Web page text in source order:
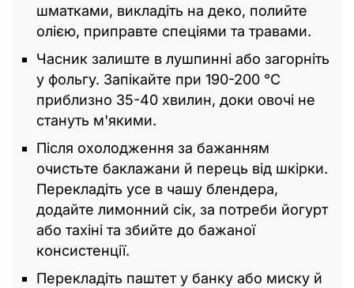
шматками, викладіть на деко, полийте
олією, приправте спеціями та травами.
Часник залиште в лушпинні або загорніть
у фольгу. Запікайте при 190-200 °C
приблизно 35-40 хвилин, доки овочі не
стануть м'якими.
Після охолодження за бажанням
очистьте баклажани й перець від шкірки.
Перекладіть усе в чашу блендера,
додайте лимонний сік, за потреби йогурт
або тахіні та збийте до бажаної
консистенції.
Перекладіть паштет у банку або миску й